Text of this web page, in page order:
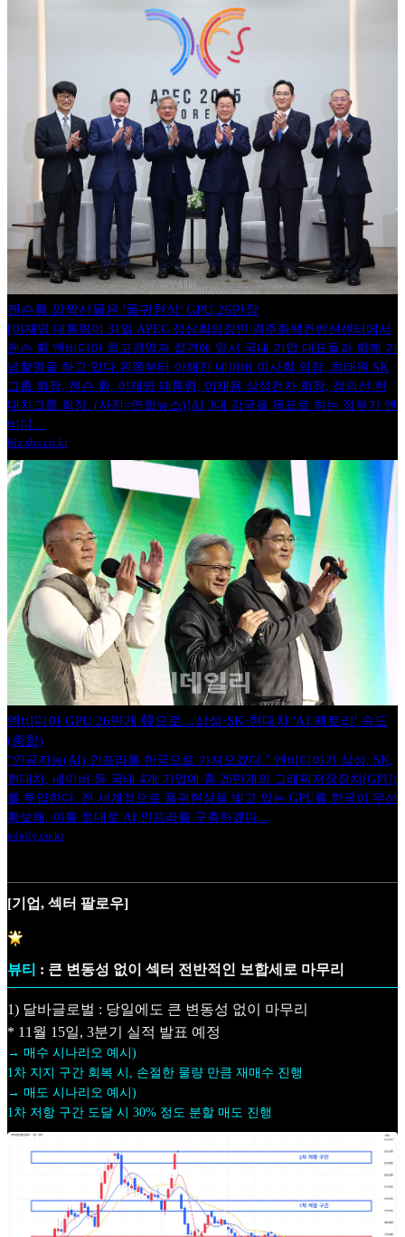
젠슨황 깜짝선물은 '품귀현상' GPU 26만장
[이재명 대통령이 31일 APEC 정상회의장인 경주화백컨벤션센터에서
젠슨 황 엔비디아 최고경영자 접견에 앞서 국내 기업 대표들과 함께 기
념촬영을 하고 있다.왼쪽부터 이해진 네이버 이사회 의장, 최태원 SK
그룹 회장, 젠슨 황, 이재명 대통령, 이재용 삼성전자 회장, 정의선 현
대차그룹 회장. (사진=연합뉴스)]AI 3대 강국을 목표로 하는 정부가 엔
비디…
biz.sbs.co.kr
엔비디아 GPU 26만개 韓으로…삼성·SK·현대차 'AI 팩토리' 속도
(종합)
“인공지능(AI) 인프라를 한국으로 가져오겠다.” 엔비디아가 삼성, SK,
현대차, 네이버 등 국내 4개 기업에 총 26만개의 그래픽저장장치(GPU)
를 투입한다. 전 세계적으로 품귀현상을 빚고 있는 GPU를 한국이 우선
확보해, 이를 토대로 AI 인프라를 구축하겠다...
edaily.co.kr
[기업, 섹터 팔로우]
뷰티 : 큰 변동성 없이 섹터 전반적인 보합세로 마무리
1) 달바글로벌 : 당일에도 큰 변동성 없이 마무리
* 11월 15일, 3분기 실적 발표 예정
→ 매수 시나리오 예시)
1차 지지 구간 회복 시, 손절한 물량 만큼 재매수 진행
→ 매도 시나리오 예시)
1차 저항 구간 도달 시 30% 정도 분할 매도 진행